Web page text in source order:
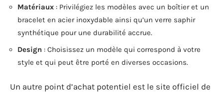
Matériaux : Privilégiez les modèles avec un boîtier et un
bracelet en acier inoxydable ainsi qu’un verre saphir
synthétique pour une durabilité accrue.
Design : Choisissez un modèle qui correspond à votre
style et qui peut être porté en diverses occasions.
Un autre point d’achat potentiel est le site officiel de